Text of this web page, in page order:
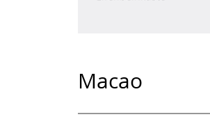
Macao